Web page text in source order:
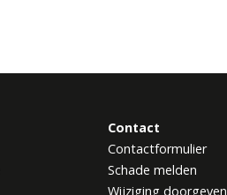
Contact
Contactformulier
Schade melden
Wijziging doorgeven